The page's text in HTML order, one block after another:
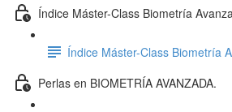
Índice Máster-Class Biometría
Índice Máster-Class Biometría
Perlas en BIOMETRÍA AVANZADA.